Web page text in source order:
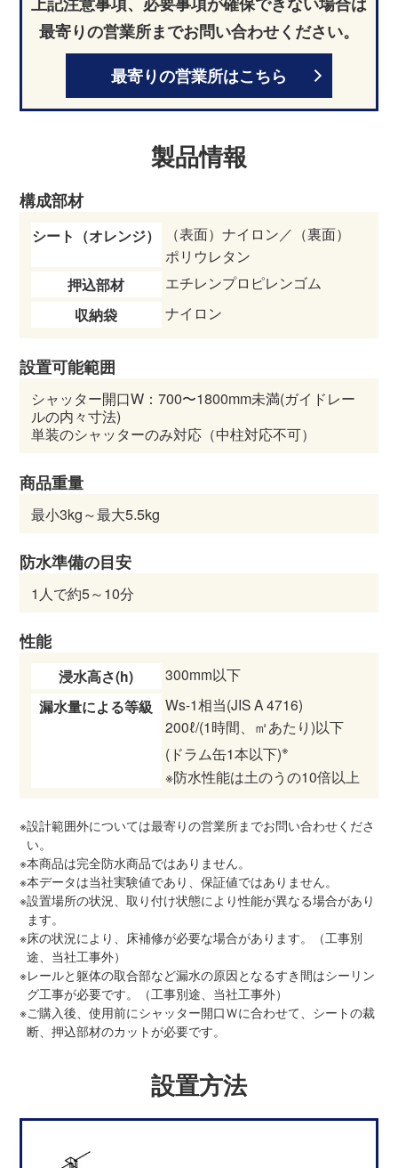
最寄りの営業所までお問い合わせください。
最寄りの営業所はこちら
製品情報
構成部材
シート（オレンジ）
（表面）ナイロン／（裏面）
ポリウレタン
押込部材 エチレンプロピレンゴム
収納袋 ナイロン
設置可能範囲
シャッター開口W：700〜1800mm未満(ガイドレー
ルの内々寸法)
単装のシャッターのみ対応（中柱対応不可）
商品重量
最小3kg～最大5.5kg
防水準備の目安
1人で約5～10分
性能
浸水高さ(h) 300mm以下
漏水量による等級
Ws-1相当(JIS A 4716)
200ℓ/(1時間、㎡あたり)以下
(ドラム缶1本以下)※
※防水性能は土のうの10倍以上
※設計範囲外については最寄りの営業所までお問い合わせくださ
い。
※本商品は完全防水商品ではありません。
※本データは当社実験値であり、保証値ではありません。
※設置場所の状況、取り付け状態により性能が異なる場合があり
ます。
※床の状況により、床補修が必要な場合があります。（工事別
途、当社工事外）
※レールと躯体の取合部など漏水の原因となるすき間はシーリン
グ工事が必要です。（工事別途、当社工事外）
※ご購入後、使用前にシャッター開口Ｗに合わせて、シートの裁
断、押込部材のカットが必要です。
設置方法